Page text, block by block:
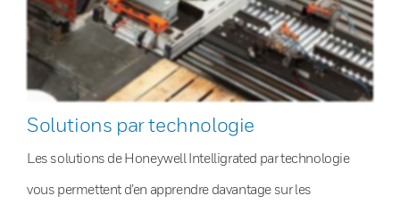
Solutions par technologie
Les solutions de Honeywell Intelligrated par technologie
vous permettent d’en apprendre davantage sur les